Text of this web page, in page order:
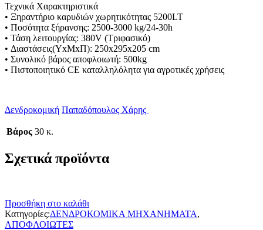
Τεχνικά Χαρακτηριστικά
• Ξηραντήριο καρυδιών χωρητικότητας 5200LT
• Ποσότητα ξήρανσης: 2500-3000 kg/24-30h
• Τάση λειτουργίας: 380V (Τριφασικό)
• Διαστάσεις(ΥxΜxΠ): 250x295x205 cm
• Συνολικό βάρος αποφλοιωτή: 500kg
• Πιστοποιητικό CE καταλληλόλητα για αγροτικές χρήσεις
Δενδροκομική Παπαδόπουλος Χάρης
Βάρος 30 κ.
Σχετικά προϊόντα
Προσθήκη στο καλάθι
Κατηγορίες:ΔΕΝΔΡΟΚΟΜΙΚΑ ΜΗΧΑΝΗΜΑΤΑ,
ΑΠΟΦΛΟΙΩΤΕΣ